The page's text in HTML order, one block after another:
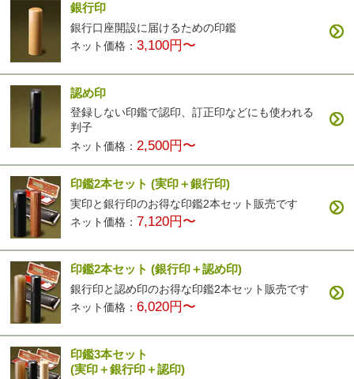
銀行印
銀行口座開設に届けるための印鑑
ネット価格：3,100円〜
認め印
登録しない印鑑で認印、訂正印などにも使われる
判子
ネット価格： 2,500円〜
印鑑2本セット(実印＋銀行印)
実印と銀行印のお得な印鑑2本セット販売です
ネット価格： 7,120円〜
印鑑2本セット(銀行印＋認め印)
銀行印と認め印のお得な印鑑2本セット販売です
ネット価格：6,020円〜
印鑑3本セット
(実印＋銀行印＋認印)